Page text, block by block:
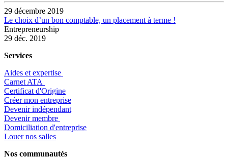
29 décembre 2019
Le choix d’un bon comptable, un placement à terme !
Entrepreneurship
29 déc. 2019
Services
Aides et expertise
​Carnet ATA
Certificat d'Origine
Créer mon entreprise
Devenir indépendant
Devenir membre
​Domiciliation d'entreprise
Louer nos salles
Nos communautés